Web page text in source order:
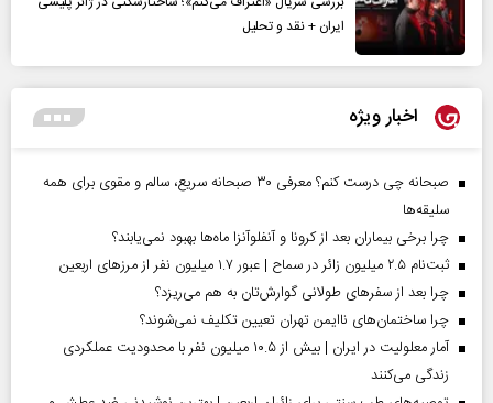
ایران + نقد و تحلیل
اخبار ویژه
صبحانه چی درست کنم؟ معرفی ۳۰ صبحانه سریع، سالم و مقوی برای همه
سلیقه‌ها
چرا برخی بیماران بعد از کرونا و آنفلوآنزا ماه‌ها بهبود نمی‌یابند؟
ثبت‌نام ۲.۵ میلیون زائر در سماح | عبور ۱.۷ میلیون نفر از مرز‌های اربعین
چرا بعد از سفرهای طولانی گوارش‌تان به هم می‌ریزد؟
چرا ساختمان‌های ناایمن تهران تعیین تکلیف نمی‌شوند؟
آمار معلولیت در ایران | بیش از ۱۰.۵ میلیون نفر با محدودیت عملکردی
زندگی می‌کنند